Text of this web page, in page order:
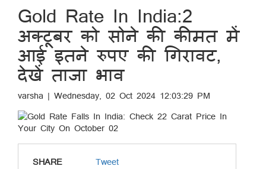
Gold Rate In India:2
अक्टूबर को सोने की कीमत में
आई इतने रुपए की गिरावट,
देखें ताजा भाव
varsha | Wednesday, 02 Oct 2024 12:03:29 PM
SHARE
Tweet